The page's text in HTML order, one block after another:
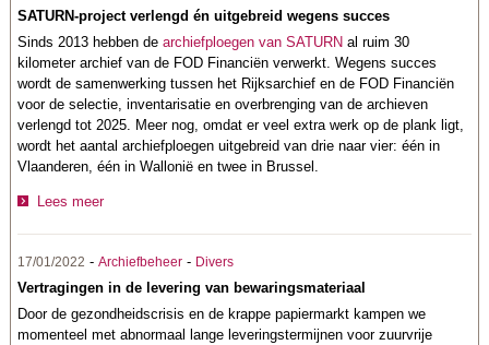
SATURN-project verlengd én uitgebreid wegens succes
Sinds 2013 hebben dearchiefploegen van SATURN al ruim 30
kilometer archief van de FOD Financiën verwerkt. Wegens succes
wordt de samenwerking tussen het Rijksarchief en de FOD Financiën
voor de selectie, inventarisatie en overbrenging van de archieven
verlengd tot 2025. Meer nog, omdat er veel extra werk op de plank ligt,
wordt het aantal archiefploegen uitgebreid van drie naar vier: één in
Vlaanderen, één in Wallonië en twee in Brussel.
Lees meer
17/01/2022 -Archiefbeheer - Divers
Vertragingen in de levering van bewaringsmateriaal
Door de gezondheidscrisis en de krappe papiermarkt kampen we
momenteel met abnormaal lange leveringstermijnen voor zuurvrije